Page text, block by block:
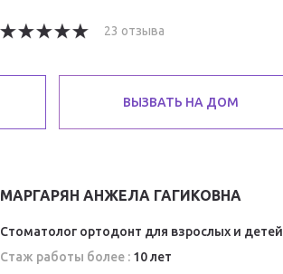
23 отзыва
ВЫЗВАТЬ НА ДОМ
МАРГАРЯН АНЖЕЛА ГАГИКОВНА
Стоматолог ортодонт для взрослых и детей
Стаж работы более : 10 лет